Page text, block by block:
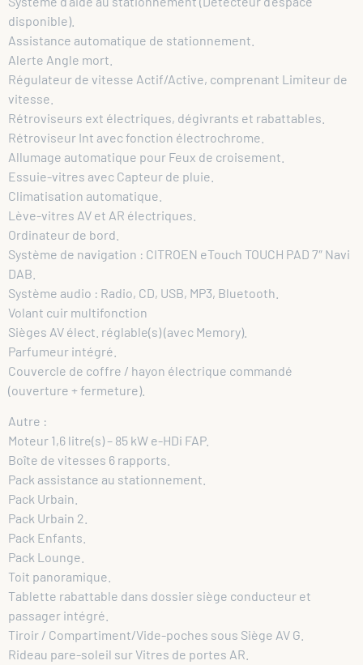
disponible).
Assistance automatique de stationnement.
Alerte Angle mort.
Régulateur de vitesse Actif/Active, comprenant Limiteur de
vitesse.
Rétroviseurs ext électriques, dégivrants et rabattables.
Rétroviseur Int avec fonction électrochrome.
Allumage automatique pour Feux de croisement.
Essuie-vitres avec Capteur de pluie.
Climatisation automatique.
Lève-vitres AV et AR électriques.
Ordinateur de bord.
Système de navigation : CITROEN eTouch TOUCH PAD 7″ Navi
DAB.
Système audio : Radio, CD, USB, MP3, Bluetooth.
Volant cuir multifonction
Sièges AV élect. réglable(s) (avec Memory).
Parfumeur intégré.
Couvercle de coffre / hayon électrique commandé
(ouverture + fermeture).
Autre :
Moteur 1,6 litre(s) – 85 kW e-HDi FAP.
Boîte de vitesses 6 rapports.
Pack assistance au stationnement.
Pack Urbain.
Pack Urbain 2.
Pack Enfants.
Pack Lounge.
Toit panoramique.
Tablette rabattable dans dossier siège conducteur et
passager intégré.
Tiroir / Compartiment/Vide-poches sous Siège AV G.
Rideau pare-soleil sur Vitres de portes AR.